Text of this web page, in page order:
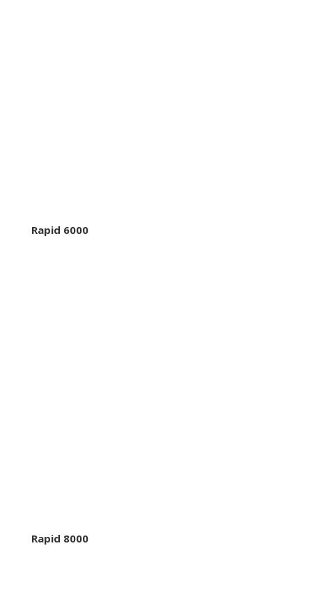
Rapid 6000
Rapid 8000